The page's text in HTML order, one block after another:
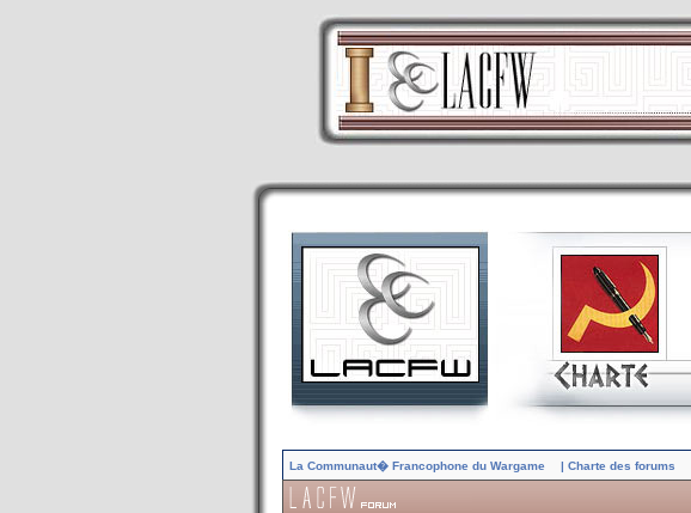
La Communaut� Francophone du Wargame | Charte des forums